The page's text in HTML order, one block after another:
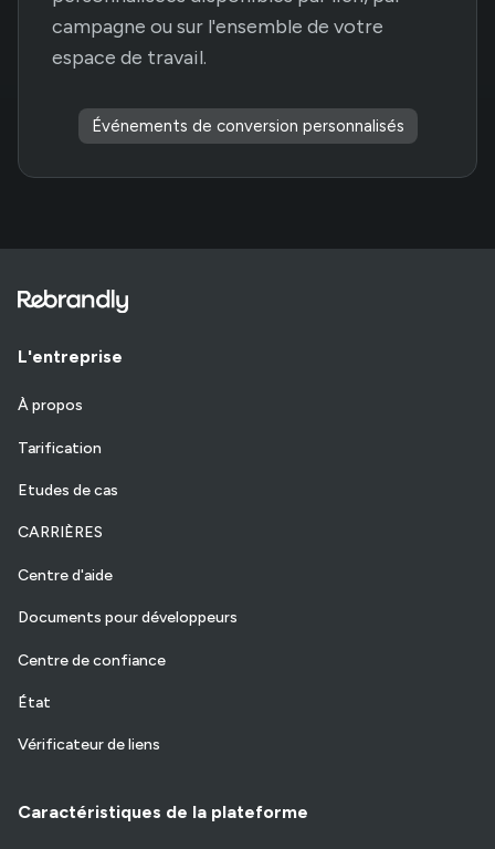
campagne ou sur l'ensemble de votre
espace de travail.
Événements de conversion personnalisés
L'entreprise
À propos
Tarification
Etudes de cas
CARRIÈRES
Centre d'aide
Documents pour développeurs
Centre de confiance
État
Vérificateur de liens
Caractéristiques de la plateforme